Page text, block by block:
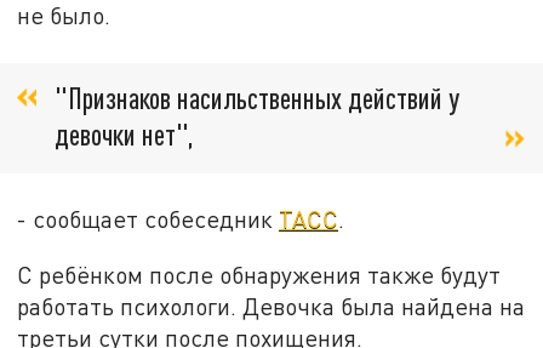
не было.
"Признаков насильственных действий у
девочки нет",
- сообщает собеседник ТАСС.
С ребёнком после обнаружения также будут
работать психологи. Девочка была найдена на
третьи сутки после похищения.